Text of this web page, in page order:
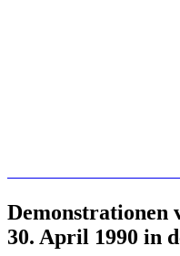
Demonstrationen
30. April 1990 in